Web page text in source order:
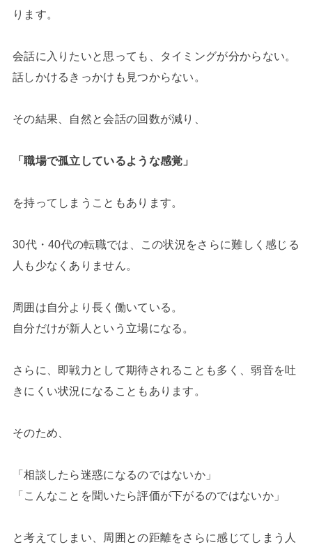
ります。
会話に入りたいと思っても、タイミングが分からない。
話しかけるきっかけも見つからない。
その結果、自然と会話の回数が減り、
「職場で孤立しているような感覚」
を持ってしまうこともあります。
30代・40代の転職では、この状況をさらに難しく感じる
人も少なくありません。
周囲は自分より長く働いている。
自分だけが新人という立場になる。
さらに、即戦力として期待されることも多く、弱音を吐
きにくい状況になることもあります。
そのため、
「相談したら迷惑になるのではないか」
「こんなことを聞いたら評価が下がるのではないか」
と考えてしまい、周囲との距離をさらに感じてしまう人